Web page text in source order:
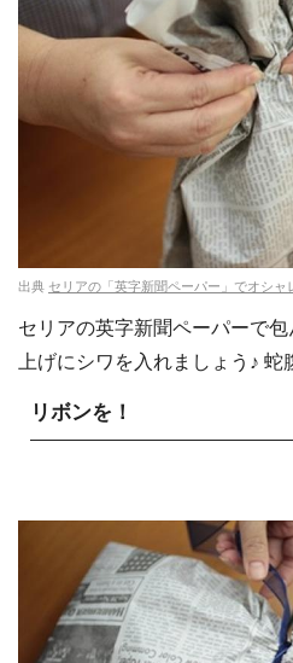
出典 セリアの「英字新聞ペーパー」でオシャ
セリアの英字新聞ペーパーで
上げにシワを入れましょう♪ 蛇
リボンを！